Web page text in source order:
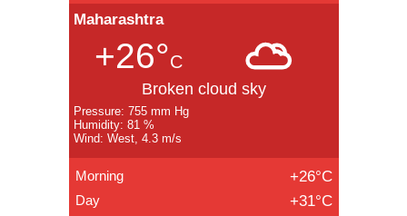
Maharashtra
+26°C
Broken cloud sky
Pressure: 755 mm Hg
Humidity: 81 %
Wind: West, 4.3 m/s
Morning +26°C
Day +31°C